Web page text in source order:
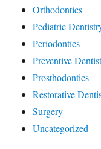
Orthodontics
Pediatric
Periodontics
Preventive
Prosthodontics
Restorative
Surgery
Uncategorized